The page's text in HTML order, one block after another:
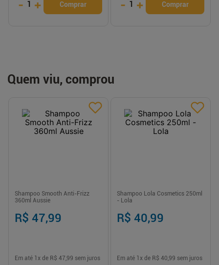
- 1 + Comprar - 1 + Comprar
Quem viu, comprou
Shampoo Smooth Anti-Frizz
360ml Aussie
R$ 47,99
Em até 1 x de R$ 47,99 sem juros
Shampoo Lola Cosmetics 250ml
- Lola
R$ 40,99
Em até 1 x de R$ 40,99 sem juros